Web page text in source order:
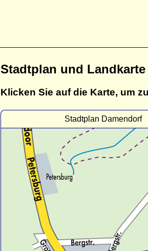
Stadtplan und
Klicken Sie auf die Karte, um
Stadtplan Damendorf